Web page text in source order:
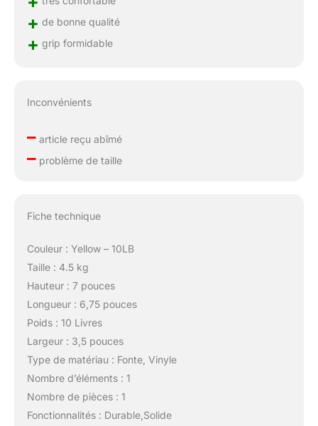
+ de bonne qualité
+ grip formidable
Inconvénients
–article reçu abîmé
–problème de taille
Fiche technique
Couleur : Yellow – 10LB
Taille : 4.5 kg
Hauteur : 7 pouces
Longueur : 6,75 pouces
Poids : 10 Livres
Largeur : 3,5 pouces
Type de matériau : Fonte, Vinyle
Nombre d’éléments : 1
Nombre de pièces : 1
Fonctionnalités : Durable,Solide